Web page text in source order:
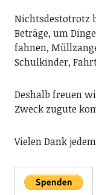
Nichtsdestotrotz
Beträge, um
fahnen,
Schulkinder,
Deshalb freuen
Zweck zugute
Vielen Dank